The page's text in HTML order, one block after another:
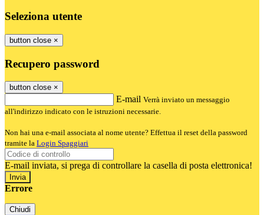
Seleziona utente
button close ×
Recupero password
button close ×
E-mail Verrà inviato un messaggio
all'indirizzo indicato con le istruzioni necessarie.
Non hai una e-mail associata al nome utente? Effettua il reset della password
tramite la Login Spaggiari
E-mail inviata, si prega di controllare la casella di posta elettronica!
Errore
Chiudi